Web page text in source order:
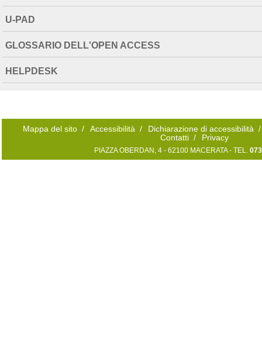
U-PAD
GLOSSARIO DELL'OPEN ACCESS
HELPDESK
Mappa del sito / Accessibilità / Dichiarazione di accessibilità /
Contatti / Privacy
PIAZZA OBERDAN, 4 - 62100 MACERATA - TEL.